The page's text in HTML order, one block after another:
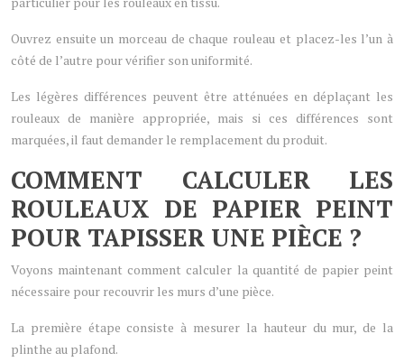
Ouvrez ensuite un morceau de chaque rouleau et placez-les l’un à
côté de l’autre pour vérifier son uniformité.
Les légères différences peuvent être atténuées en déplaçant les
rouleaux de manière appropriée, mais si ces différences sont
marquées, il faut demander le remplacement du produit.
COMMENT CALCULER LES
ROULEAUX DE PAPIER PEINT
POUR TAPISSER UNE PIÈCE ?
Voyons maintenant comment calculer la quantité de papier peint
nécessaire pour recouvrir les murs d’une pièce.
La première étape consiste à mesurer la hauteur du mur, de la
plinthe au plafond.